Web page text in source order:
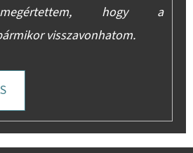
hogy a
visszavonhatom.